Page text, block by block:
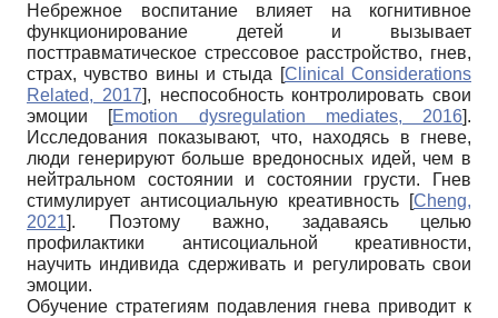
Небрежное воспитание влияет на когнитивное
функционирование детей и вызывает
посттравматическое стрессовое расстройство, гнев,
страх, чувство вины и стыда [Clinical Considerations
Related, 2017], неспособность контролировать свои
эмоции
[Emotion dysregulation mediates, 2016].
Исследования показывают, что, находясь в гневе,
люди генерируют больше вредоносных идей, чем в
нейтральном состоянии и состоянии грусти. Гнев
стимулирует антисоциальную креативность
[Cheng,
2021]. Поэтому важно, задаваясь целью
профилактики антисоциальной креативности,
научить индивида сдерживать и регулировать свои
эмоции.
Обучение стратегиям подавления гнева приводит к